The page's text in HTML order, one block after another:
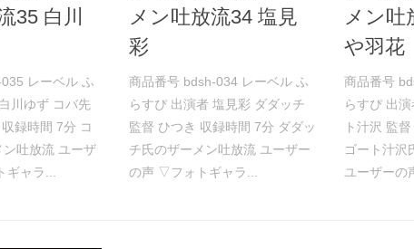
35 白川
レーベル ふ
川ゆず コバ先
録時間 7分 コ
吐放流 ユーザ
ャラ...
メン吐放流34 塩見
彩
商品番号 bdsh-034 レーベル ふ
らすぴ 出演者 塩見彩 ダダッチ
監督 ひつき 収録時間 7分 ダダッ
チ氏のザーメン吐放流 ユーザー
の声 ▽フォトギャラ...
メン吐
や羽花
商品番号
らすぴ 出
ト汁沢 監
ゴート汁沢
ユーザーの